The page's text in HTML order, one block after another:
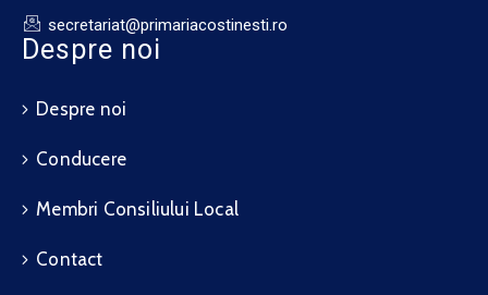
secretariat@primariacostinesti.ro​
Despre noi
Despre noi
Conducere
Membri Consiliului Local
Contact